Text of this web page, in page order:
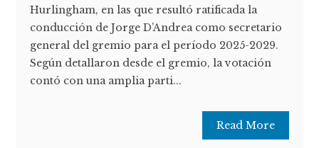
Hurlingham, en las que resultó ratificada la
conducción de Jorge D’Andrea como secretario
general del gremio para el período 2025-2029.
Según detallaron desde el gremio, la votación
contó con una amplia parti...
Read More